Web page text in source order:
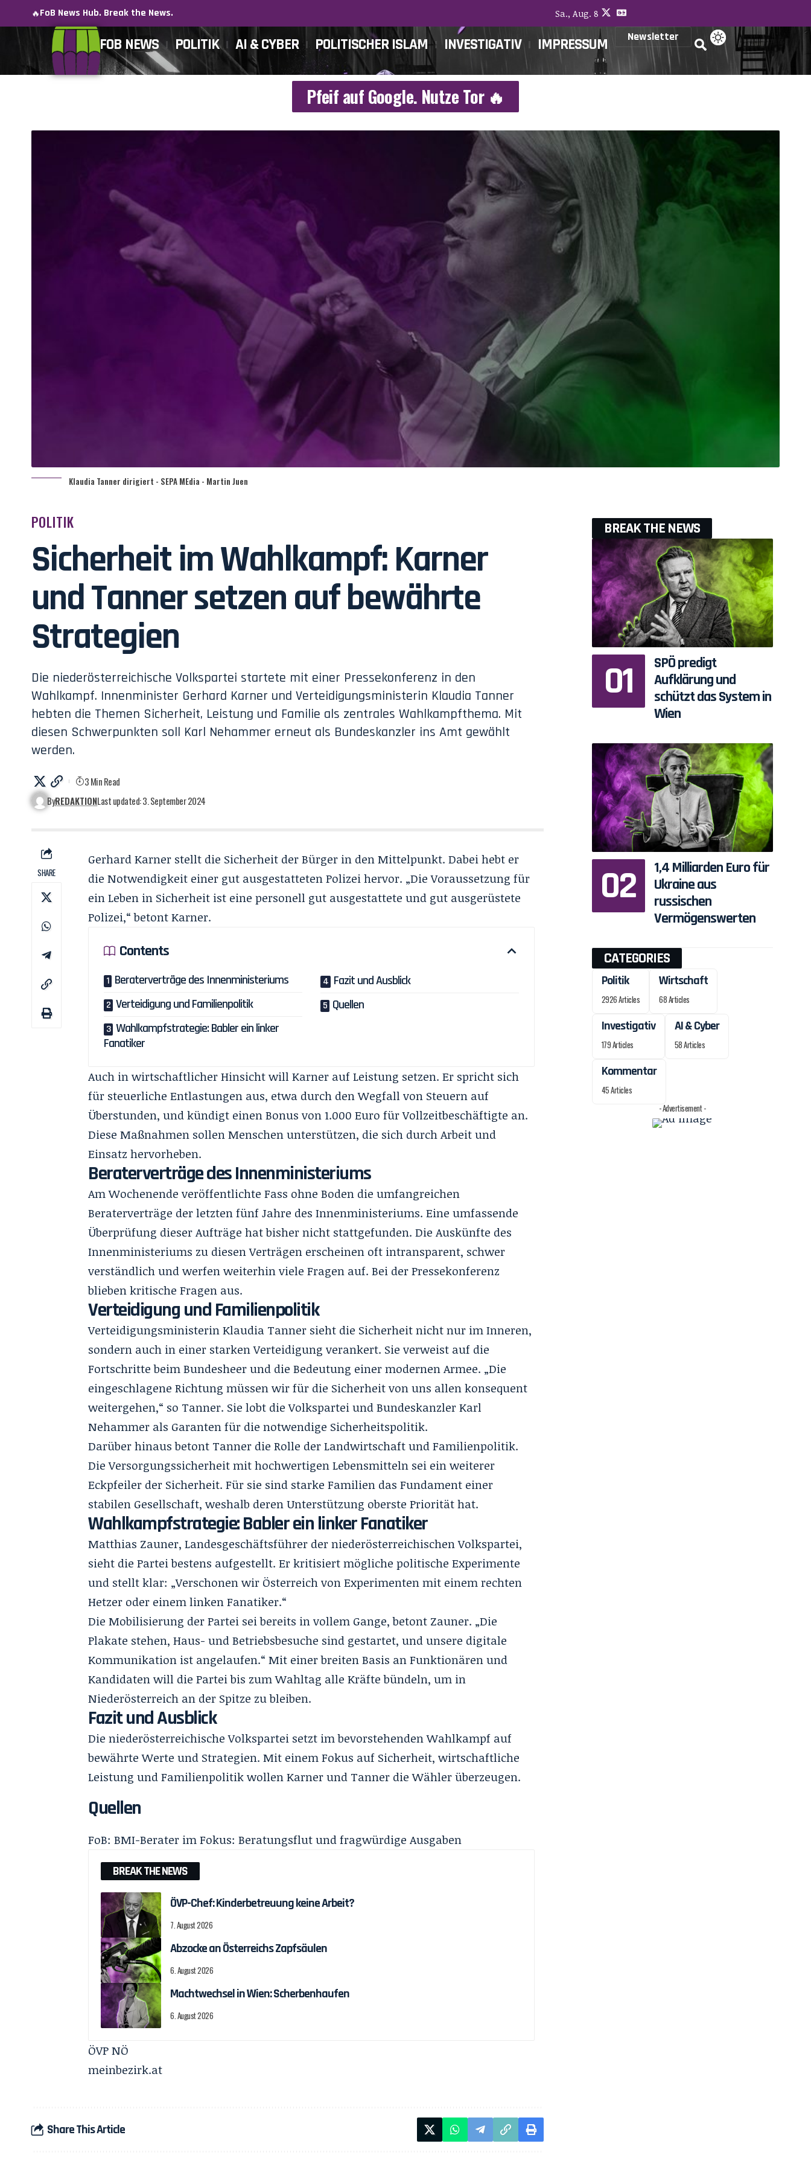
🔥FoB News Hub. Break the News. Sa., Aug. 8
FOB NEWS POLITIK AI & CYBER POLITISCHER ISLAM INVESTIGATIV IMPRESSUM Newsletter
Pfeif auf Google. Nutze Tor 🔥
Klaudia Tanner dirigiert - SEPA MEdia - Martin Juen
POLITIK
Sicherheit im Wahlkampf: Karner
und Tanner setzen auf bewährte
Strategien
Die niederösterreichische Volkspartei startete mit einer Pressekonferenz in den
Wahlkampf. Innenminister Gerhard Karner und Verteidigungsministerin Klaudia Tanner
hebten die Themen Sicherheit, Leistung und Familie als zentrales Wahlkampfthema. Mit
diesen Schwerpunkten soll Karl Nehammer erneut als Bundeskanzler ins Amt gewählt
werden.
ByREDAKTIONLast updated: 3. September 2024
3 Min Read
SHARE
Gerhard Karner stellt die Sicherheit der Bürger in den Mittelpunkt. Dabei hebt er
die Notwendigkeit einer gut ausgestatteten Polizei hervor. „Die Voraussetzung für
ein Leben in Sicherheit ist eine personell gut ausgestattete und gut ausgerüstete
Polizei,“ betont Karner.
Contents
Beraterverträge des Innenministeriums
Verteidigung und Familienpolitik
Wahlkampfstrategie: Babler ein linker
Fanatiker
Fazit und Ausblick
Quellen
Auch in wirtschaftlicher Hinsicht will Karner auf Leistung setzen. Er spricht sich
für steuerliche Entlastungen aus, etwa durch den Wegfall von Steuern auf
Überstunden, und kündigt einen Bonus von 1.000 Euro für Vollzeitbeschäftigte an.
Diese Maßnahmen sollen Menschen unterstützen, die sich durch Arbeit und
Einsatz hervorheben.
Beraterverträge des Innenministeriums
Am Wochenende veröffentlichte Fass ohne Boden die umfangreichen
Beraterverträge der letzten fünf Jahre des Innenministeriums. Eine umfassende
Überprüfung dieser Aufträge hat bisher nicht stattgefunden. Die Auskünfte des
Innenministeriums zu diesen Verträgen erscheinen oft intransparent, schwer
verständlich und werfen weiterhin viele Fragen auf. Bei der Pressekonferenz
blieben kritische Fragen aus.
Verteidigung und Familienpolitik
Verteidigungsministerin Klaudia Tanner sieht die Sicherheit nicht nur im Inneren,
sondern auch in einer starken Verteidigung verankert. Sie verweist auf die
Fortschritte beim Bundesheer und die Bedeutung einer modernen Armee. „Die
eingeschlagene Richtung müssen wir für die Sicherheit von uns allen konsequent
weitergehen,“ so Tanner. Sie lobt die Volkspartei und Bundeskanzler Karl
Nehammer als Garanten für die notwendige Sicherheitspolitik.
Darüber hinaus betont Tanner die Rolle der Landwirtschaft und Familienpolitik.
Die Versorgungssicherheit mit hochwertigen Lebensmitteln sei ein weiterer
Eckpfeiler der Sicherheit. Für sie sind starke Familien das Fundament einer
stabilen Gesellschaft, weshalb deren Unterstützung oberste Priorität hat.
Wahlkampfstrategie: Babler ein linker Fanatiker
Matthias Zauner, Landesgeschäftsführer der niederösterreichischen Volkspartei,
sieht die Partei bestens aufgestellt. Er kritisiert mögliche politische Experimente
und stellt klar: „Verschonen wir Österreich von Experimenten mit einem rechten
Hetzer oder einem linken Fanatiker.“
Die Mobilisierung der Partei sei bereits in vollem Gange, betont Zauner. „Die
Plakate stehen, Haus- und Betriebsbesuche sind gestartet, und unsere digitale
Kommunikation ist angelaufen.“ Mit einer breiten Basis an Funktionären und
Kandidaten will die Partei bis zum Wahltag alle Kräfte bündeln, um in
Niederösterreich an der Spitze zu bleiben.
Fazit und Ausblick
Die niederösterreichische Volkspartei setzt im bevorstehenden Wahlkampf auf
bewährte Werte und Strategien. Mit einem Fokus auf Sicherheit, wirtschaftliche
Leistung und Familienpolitik wollen Karner und Tanner die Wähler überzeugen.
Quellen
FoB:BMI-Berater im Fokus: Beratungsflut und fragwürdige Ausgaben
BREAK THE NEWS
ÖVP-Chef: Kinderbetreuung keine Arbeit?
7. August 2026
Abzocke an Österreichs Zapfsäulen
6. August 2026
Machtwechsel in Wien: Scherbenhaufen
6. August 2026
ÖVP NÖ
meinbezirk.at
Share This Article
BREAK THE NEWS
SPÖ predigt
Aufklärung und
schützt das System in
Wien
1,4 Milliarden Euro für
Ukraine aus
russischen
Vermögenswerten
CATEGORIES
Politik
2926 Articles
Wirtschaft
68 Articles
Investigativ
179 Articles
AI & Cyber
58 Articles
Kommentar
45 Articles
- Advertisement -